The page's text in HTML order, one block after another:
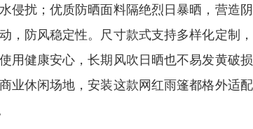
侵扰；优质防晒面料隔绝烈日暴晒，营造
，防风稳定性。尺寸款式支持多样化定制
用健康安心，长期风吹日晒也不易发黄破
业休闲场地，安装这款网红雨篷都格外适